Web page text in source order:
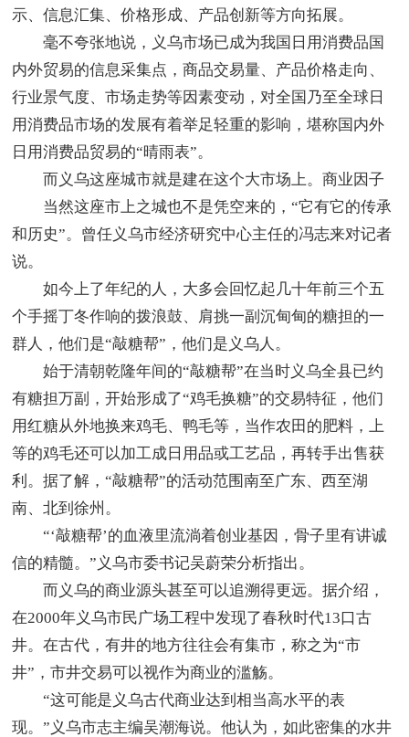
示、信息汇集、价格形成、产品创新等方向拓展。
毫不夸张地说，义乌市场已成为我国日用消费品国
内外贸易的信息采集点，商品交易量、产品价格走向、
行业景气度、市场走势等因素变动，对全国乃至全球日
用消费品市场的发展有着举足轻重的影响，堪称国内外
日用消费品贸易的“晴雨表”。
而义乌这座城市就是建在这个大市场上。商业因子
当然这座市上之城也不是凭空来的，“它有它的传承
和历史”。曾任义乌市经济研究中心主任的冯志来对记者
说。
如今上了年纪的人，大多会回忆起几十年前三个五
个手摇丁冬作响的拨浪鼓、肩挑一副沉甸甸的糖担的一
群人，他们是“敲糖帮”，他们是义乌人。
始于清朝乾隆年间的“敲糖帮”在当时义乌全县已约
有糖担万副，开始形成了“鸡毛换糖”的交易特征，他们
用红糖从外地换来鸡毛、鸭毛等，当作农田的肥料，上
等的鸡毛还可以加工成日用品或工艺品，再转手出售获
利。据了解，“敲糖帮”的活动范围南至广东、西至湖
南、北到徐州。
“‘敲糖帮’的血液里流淌着创业基因，骨子里有讲诚
信的精髓。”义乌市委书记吴蔚荣分析指出。
而义乌的商业源头甚至可以追溯得更远。据介绍，
在2000年义乌市民广场工程中发现了春秋时代13口古
井。在古代，有井的地方往往会有集市，称之为“市
井”，市井交易可以视作为商业的滥觞。
“这可能是义乌古代商业达到相当高水平的表
现。”义乌市志主编吴潮海说。他认为，如此密集的水井